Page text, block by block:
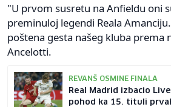
"U prvom susretu na Anfieldu oni
preminuloj legendi Reala
poštena gesta našeg kluba prema
Ancelotti.
REVANŠ OSMINE FINALA
Real Madrid izbacio
pohod ka 15. tituli